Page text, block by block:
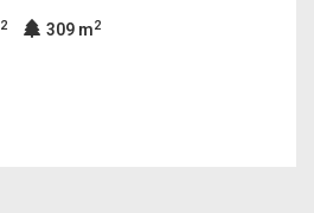
2 309 m2